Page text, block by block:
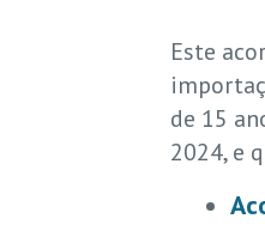
Este
de 15
2024, e